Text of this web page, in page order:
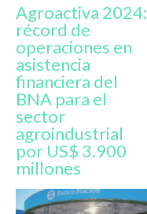
Agroactiva 2024:
récord de
operaciones en
asistencia
financiera del
BNA para el
sector
agroindustrial
por US$ 3.900
millones